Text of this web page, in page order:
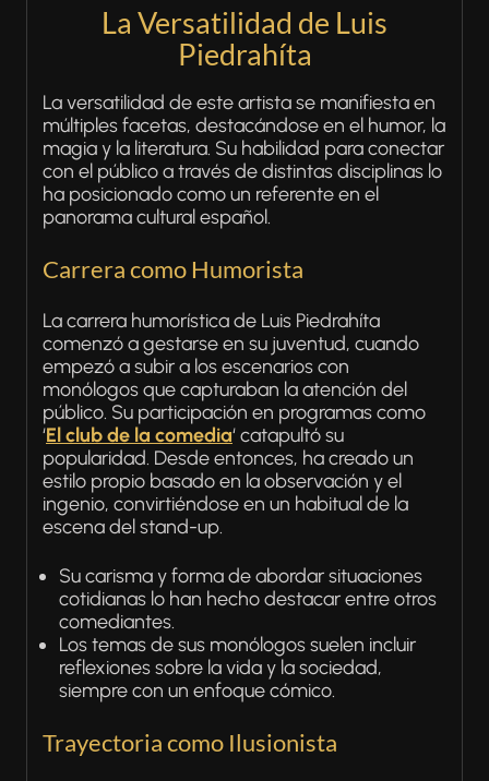
La Versatilidad de Luis
Piedrahíta
La versatilidad de este artista se manifiesta en
múltiples facetas, destacándose en el humor, la
magia y la literatura. Su habilidad para conectar
con el público a través de distintas disciplinas lo
ha posicionado como un referente en el
panorama cultural español.
Carrera como Humorista
La carrera humorística de Luis Piedrahíta
comenzó a gestarse en su juventud, cuando
empezó a subir a los escenarios con
monólogos que capturaban la atención del
público. Su participación en programas como
‘El club de la comedia‘ catapultó su
popularidad. Desde entonces, ha creado un
estilo propio basado en la observación y el
ingenio, convirtiéndose en un habitual de la
escena del stand-up.
Su carisma y forma de abordar situaciones
cotidianas lo han hecho destacar entre otros
comediantes.
Los temas de sus monólogos suelen incluir
reflexiones sobre la vida y la sociedad,
siempre con un enfoque cómico.
Trayectoria como Ilusionista